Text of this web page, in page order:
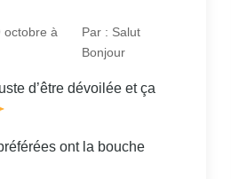
octobre à
Par : Salut
Bonjour
d’être dévoilée et ça
ont la bouche